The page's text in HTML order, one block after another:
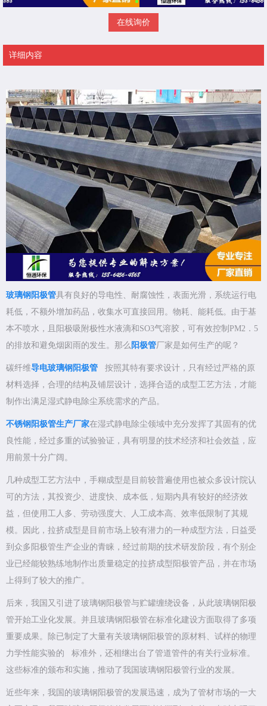
在线询价
详细内容
玻璃钢阳极管具有良好的导电性、耐腐蚀性，表面光滑，系统运行电
耗低，不额外增加药品，收集水可直接回用。物耗、能耗低。由于基
本不喷水，且阳极吸附极性水液滴和SO3气溶胶，可有效控制PM2．5
的排放和避免烟囱雨的发生。那么 阳极管厂家是如何生产的呢？
碳纤维导电玻璃钢阳极管 按照其特有要求设计，只有经过严格的原
材料选择，合理的结构及铺层设计，选择合适的成型工艺方法，才能
制作出满足湿式静电除尘系统需求的产品。
不锈钢阳极管生产厂家在湿式静电除尘领域中充分发挥了其固有的优
良性能，经过多重的试验验证，具有明显的技术经济和社会效益，应
用前景十分广阔。
几种成型工艺方法中，手糊成型是目前较普遍使用也被众多设计院认
可的方法，其投资少、进度快、成本低，短期内具有较好的经济效
益，但使用工人多、劳动强度大、人工成本高、效率低限制了其规
模。因此，拉挤成型是目前市场上较有潜力的一种成型方法，日益受
到众多阳极管生产企业的青睐，经过前期的技术研发阶段，有个别企
业已经能较熟练地制作出质量稳定的拉挤成型阳极管产品，并在市场
上得到了较大的推广。
后来，我国又引进了玻璃钢阳极管与贮罐缠绕设备，从此玻璃钢阳极
管开始工业化发展。并且玻璃钢阳极管在标准化建设方面取得了多项
重要成果。除已制定了大量有关玻璃钢阳极管的原材料、试样的物理
力学性能实验的 标准外，还相继出台了管道管件的有关行业标准。
这些标准的颁布和实施，推动了我国玻璃钢阳极管行业的发展。
近些年来，我国的玻璃钢阳极管的发展迅速，成为了管材市场的一大